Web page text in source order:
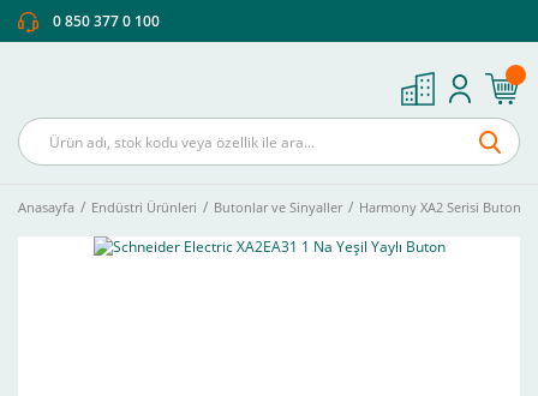
0 850 377 0 100
Anasayfa Endüstri Ürünleri Butonlar ve Sinyaller Harmony XA2 Serisi Buton